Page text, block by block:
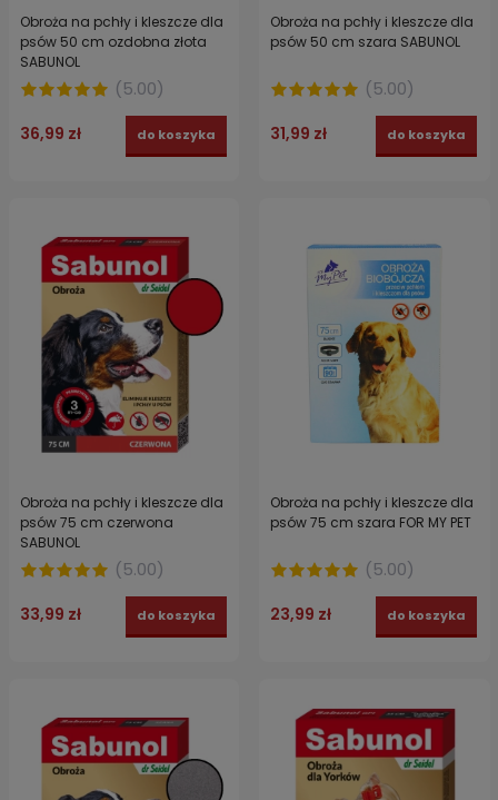
Obroża na pchły i kleszcze dla
psów 50 cm ozdobna złota
SABUNOL
(5.00)
36,99 zł do koszyka
Obroża na pchły i kleszcze dla
psów 50 cm szara SABUNOL
(5.00)
31,99 zł do koszyka
Obroża na pchły i kleszcze dla
psów 75 cm czerwona
SABUNOL
(5.00)
33,99 zł do koszyka
Obroża na pchły i kleszcze dla
psów 75 cm szara FOR MY PET
(5.00)
23,99 zł do koszyka